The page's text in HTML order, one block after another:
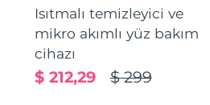
Isıtmalı temizleyici ve
mikro akımlı yüz bakım
cihazı
$ 299
$ 212,29